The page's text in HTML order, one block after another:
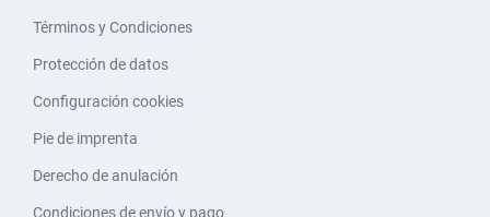
Términos y Condiciones
Protección de datos
Configuración cookies
Pie de imprenta
Derecho de anulación
Condiciones de envío y pago